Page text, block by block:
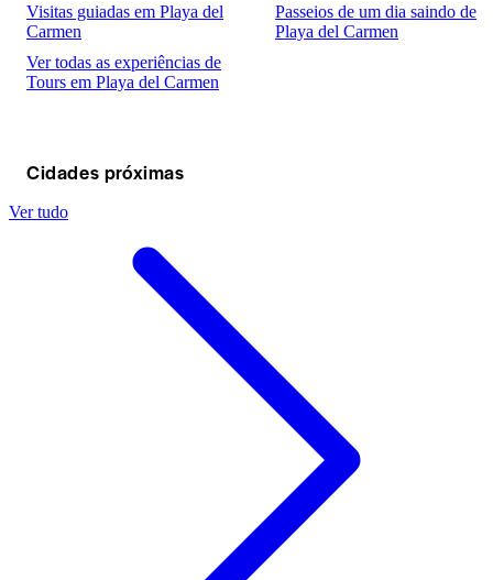
Visitas guiadas em Playa del
Carmen
Passeios de um dia saindo de
Playa del Carmen
Ver todas as experiências de
Tours em Playa del Carmen
Cidades próximas
Ver tudo